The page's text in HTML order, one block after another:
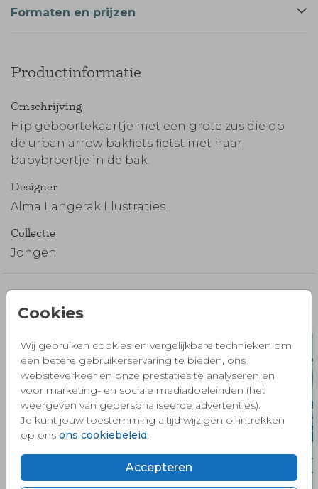
Cookies
Wij gebruiken cookies en vergelijkbare technieken om
een betere gebruikerservaring te bieden, ons
websiteverkeer en onze prestaties te analyseren en
voor marketing- en sociale mediadoeleinden (het
weergeven van gepersonaliseerde advertenties).
Je kunt jouw toestemming altijd wijzigen of intrekken
op ons ons cookiebeleid
Accepteren
Formaten en prijzen
Productinformatie
Omschrijving
Hip geboortekaartje met een grote zus die op
de urban arrow bakfiets fietst met haar
babybroertje in de bak.
Designer
Alma Langerak Illustraties
Collectie
Jongen